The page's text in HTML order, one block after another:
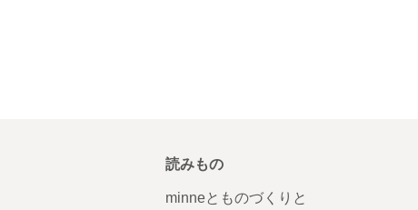
読みもの
minneとものづくりと